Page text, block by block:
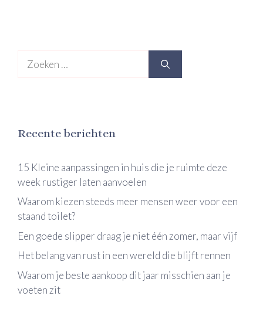
naar:
Recente berichten
15 Kleine aanpassingen in huis die je ruimte deze
week rustiger laten aanvoelen
Waarom kiezen steeds meer mensen weer voor een
staand toilet?
Een goede slipper draag je niet één zomer, maar vijf
Het belang van rust in een wereld die blijft rennen
Waarom je beste aankoop dit jaar misschien aan je
voeten zit